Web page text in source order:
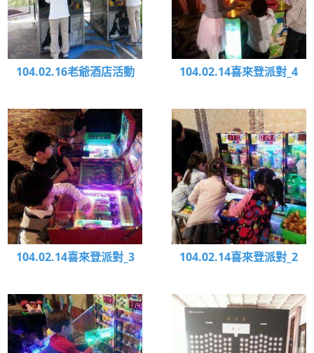
104.02.16老爺酒店活動 104.02.14喜來登派對_4
104.02.14喜來登派對_3 104.02.14喜來登派對_2